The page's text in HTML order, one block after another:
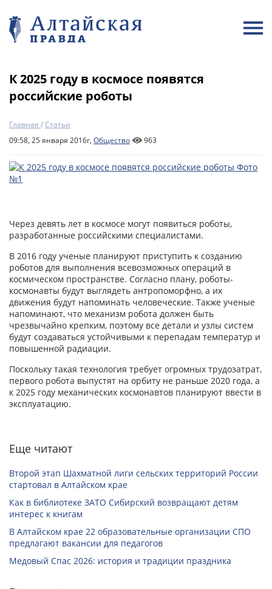
К 2025 году в космосе появятся
российские роботы
Главная /Статьи
09:58, 25 января 2016г, Общество 963
Через девять лет в космосе могут появиться роботы,
разработанные российскими специалистами.
В 2016 году ученые планируют приступить к созданию
роботов для выполнения всевозможных операций в
космическом пространстве. Согласно плану, роботы-
космонавты будут выглядеть антропоморфно, а их
движения будут напоминать человеческие. Также ученые
напоминают, что механизм робота должен быть
чрезвычайно крепким, поэтому все детали и узлы систем
будут создаваться устойчивыми к перепадам температур и
повышенной радиации.
Поскольку такая технология требует огромных трудозатрат,
первого робота выпустят на орбиту не раньше 2020 года, а
к 2025 году механических космонавтов планируют ввести в
эксплуатацию.
Еще читают
Второй этап Шахматной лиги сельских территорий России
стартовал в Алтайском крае
Как в библиотеке ЗАТО Сибирский возвращают детям
интерес к книгам
В Алтайском крае 22 образовательные организации СПО
предлагают вакансии для педагогов
Медовый Спас 2026: история и традиции праздника